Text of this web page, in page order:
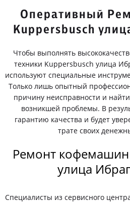
Оперативный
Kuppersbusch
Чтобы выполнять
техники Kuppersbusch улица
используют специальные
Только лишь опытный
причину неисправности и
возникшей проблемы. В
гарантию качества и будет
трате своих
Ремонт
улица
Специалисты из сервисного